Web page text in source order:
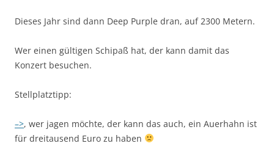
Dieses Jahr sind dann Deep Purple dran, auf 2300 Metern.
Wer einen gültigen Schipaß hat, der kann damit das
Konzert besuchen.
Stellplatztipp:
–>, wer jagen möchte, der kann das auch, ein Auerhahn ist
für dreitausend Euro zu haben